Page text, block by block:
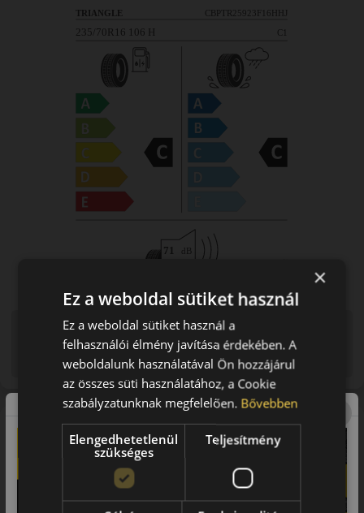
A mintázat
Triangle TR259 AdvanteX SUV – Nyári SUV-abroncs
Bevezető
A Triangle TR259 AdvanteX SUV egy nyári abroncs, amelyet
Figyelem a feltüntetett címke adatok tájékoztató
jellegűek. Előfordulhat, hogy még a korábbi EU-s címkével
ellátott abroncs kerül kiszállításra.
×
Ez a weboldal sütiket használ
Ez a weboldal sütiket használ a
felhasználói élmény javítása érdekében. A
weboldalunk használatával Ön hozzájárul
az összes süti használatához, a Cookie
szabályzatunknak megfelelően. Bővebben
Elengedhetetlenül
szükséges
Teljesítmény